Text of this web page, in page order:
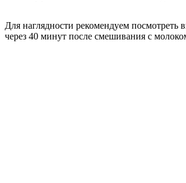
Для наглядности рекомендуем посмотреть
через 40 минут после смешивания с